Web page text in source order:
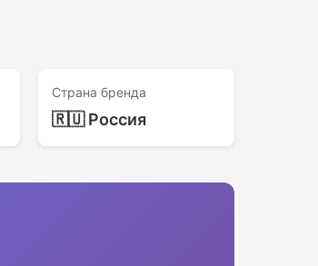
Страна бренда
🇷🇺 Россия